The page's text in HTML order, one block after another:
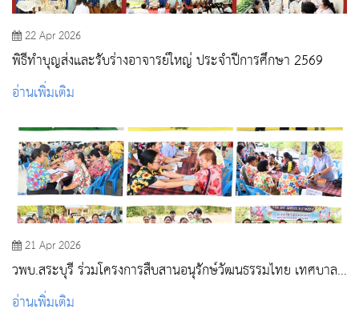
22 Apr 2026
พิธีทำบุญส่งและรับร่างอาจารย์ใหญ่ ประจำปีการศึกษา 2569
อ่านเพิ่มเติม
21 Apr 2026
วพบ.สระบุรี ร่วมโครงการสืบสานอนุรักษ์วัฒนธรรมไทย เทศบาล
ตำบลต้นตาล – พระยาทด ประจำปี 2569
อ่านเพิ่มเติม